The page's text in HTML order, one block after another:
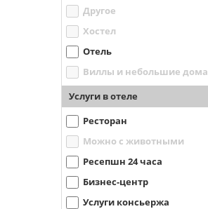
Другое
Хостел
Отель
Виллы и небольшие дома
Услуги в отеле
Ресторан
Можно с животными
Ресепшн 24 часа
Бизнес-центр
Услуги консьержа